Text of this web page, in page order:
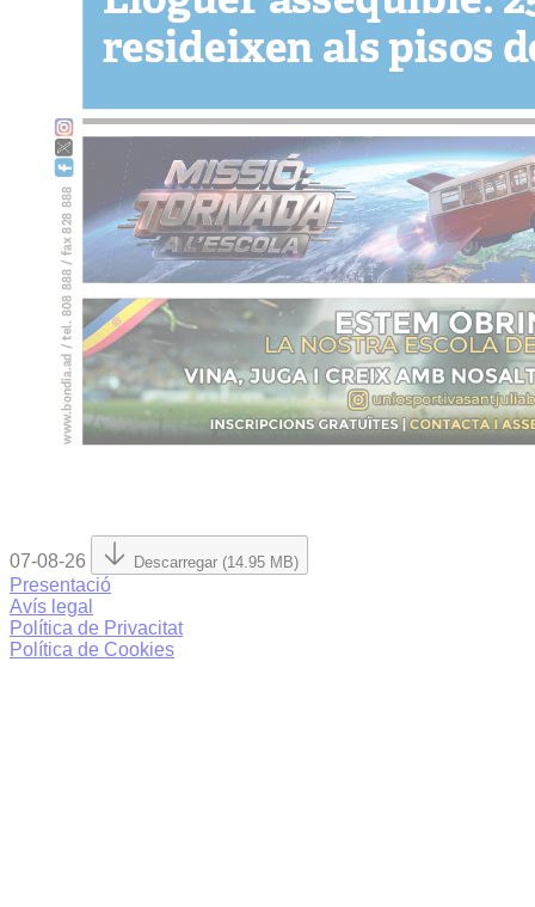
07-08-26 Descarregar (14.95 MB)
Presentació
Avís legal
Política de Privacitat
Política de Cookies